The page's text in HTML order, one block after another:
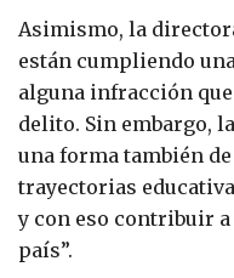
Asimismo, la
están cumpliendo
alguna infracción
delito. Sin embargo,
una forma también
trayectorias
y con eso contribuir
país”.